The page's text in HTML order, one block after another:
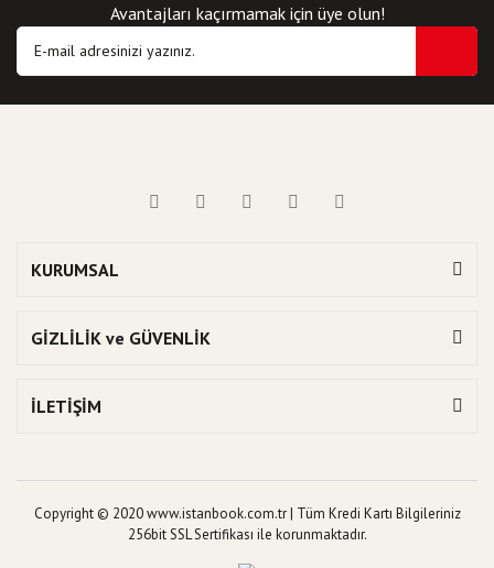
Avantajları kaçırmamak için üye olun!
KURUMSAL
GİZLİLİK ve GÜVENLİK
İLETİŞİM
Copyright © 2020 www.istanbook.com.tr | Tüm Kredi Kartı Bilgileriniz
256bit SSL Sertifikası ile korunmaktadır.